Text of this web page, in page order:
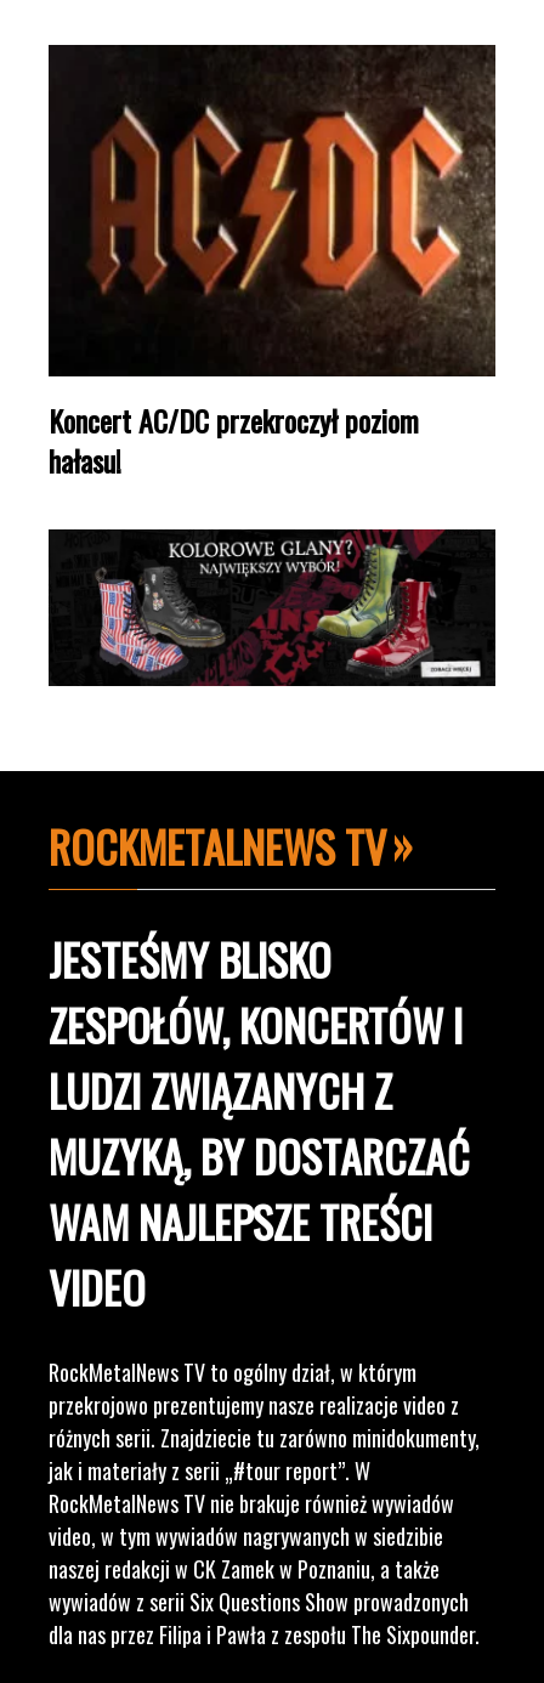
Koncert AC/DC przekroczył poziom
hałasu!
ROCKMETALNEWS TV
JESTEŚMY BLISKO
ZESPOŁÓW, KONCERTÓW I
LUDZI ZWIĄZANYCH Z
MUZYKĄ, BY DOSTARCZAĆ
WAM NAJLEPSZE TREŚCI
VIDEO
RockMetalNews TV to ogólny dział, w którym
przekrojowo prezentujemy nasze realizacje video z
różnych serii. Znajdziecie tu zarówno minidokumenty,
jak i materiały z serii „#tour report”. W
RockMetalNews TV nie brakuje również wywiadów
video, w tym wywiadów nagrywanych w siedzibie
naszej redakcji w CK Zamek w Poznaniu, a także
wywiadów z serii Six Questions Show prowadzonych
dla nas przez Filipa i Pawła z zespołu The Sixpounder.